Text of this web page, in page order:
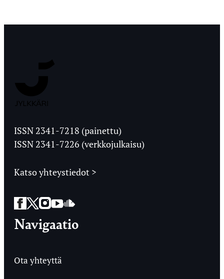
Ylioppilaslehti
ISSN 2341-7218 (painettu)
ISSN 2341-7226 (verkkojulkaisu)
Katso yhteystiedot >
Facebook
Twitter
Instagram
YouTube
SoundCloud
Navigaatio
Ota yhteyttä